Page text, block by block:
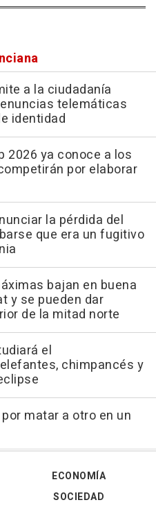
a la ciudadanía
telemáticas
identidad
2026 ya conoce a los
por elaborar
la pérdida del
que era un fugitivo
bajan en buena
y se pueden dar
de la mitad norte
el
chimpancés y
matar a otro en un
ECONOMÍA
SOCIEDAD